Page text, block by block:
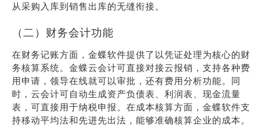
从采购入库到销售出库的无缝衔接。
（二）财务会计功能
在财务记账方面，金蝶软件提供了以凭证处理为核心的财
务核算系统。金蝶云会计可直接对接云报销，支持各种费
用申请，领导在线就可以审批，还有费用分析功能。同
时，云会计可自动生成资产负债表、利润表、现金流量
表，可直接用于纳税申报。在成本核算方面，金蝶软件支
持移动平均法和先进先出法，能够准确核算企业的成本。